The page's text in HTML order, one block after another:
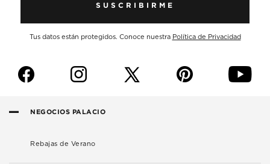
SUSCRIBIRME
Tus datos están protegidos. Conoce nuestra Política de Privacidad
f i p y
NEGOCIOS PALACIO
Rebajas de Verano